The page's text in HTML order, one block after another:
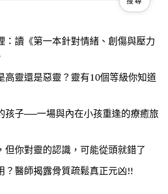
：讀《第一本針對情緒、創傷與壓力
高靈還是惡靈？靈有10個等級你知道
孩子──一場與內在小孩重逢的療癒旅
但你對靈的認識，可能從頭就錯了
？醫師揭露骨質疏鬆真正元凶!!